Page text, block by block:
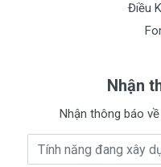
Điều
Nhận
Nhận thông báo
Địa chỉ Email